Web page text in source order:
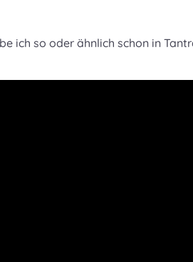
ich so oder ähnlich schon in